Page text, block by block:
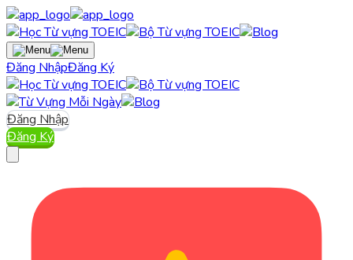
Đăng NhậpĐăng Ký
Đăng Nhập
Đăng Ký